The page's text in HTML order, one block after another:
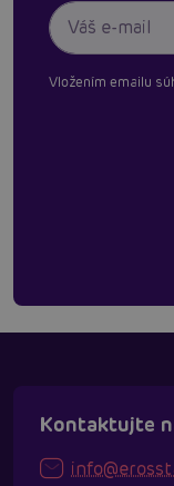
Vložením emailu
Kontaktujte